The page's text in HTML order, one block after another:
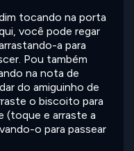
tocando na porta
você pode regar
a para
Pou também
na nota de
do amiguinho de
o biscoito para
(toque e arraste a
o para passear